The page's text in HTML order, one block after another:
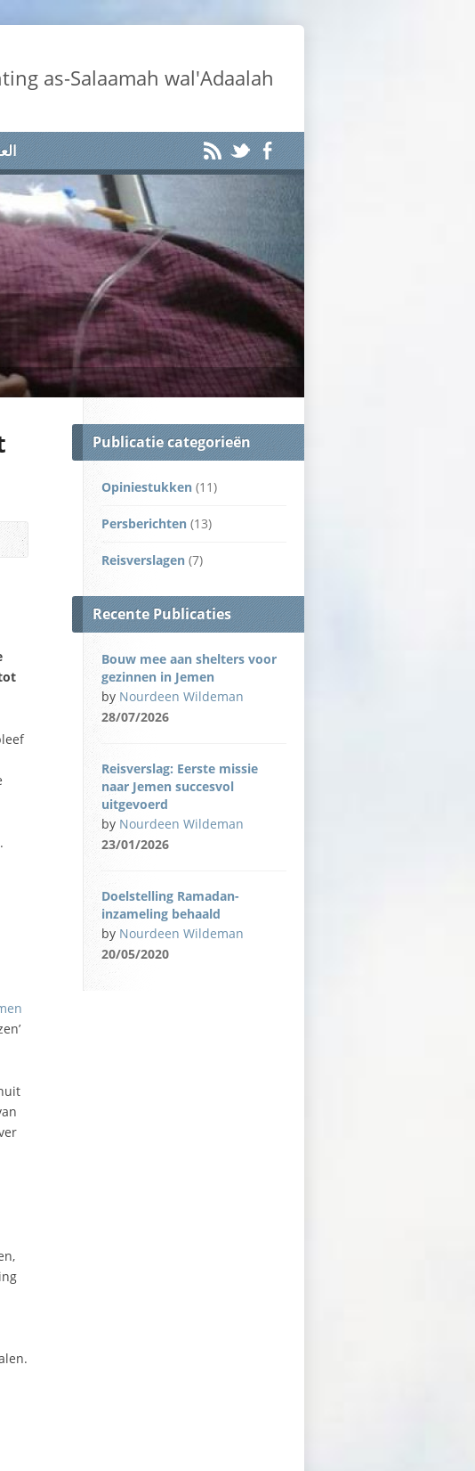
as-Salaamah wal'Adaalah
Publicatie categorieën
Opiniestukken (11)
Persberichten (13)
Reisverslagen (7)
Recente Publicaties
Bouw mee aan shelters voor
gezinnen in Jemen
by Nourdeen Wildeman
28/07/2026
Reisverslag: Eerste missie
naar Jemen succesvol
uitgevoerd
by Nourdeen Wildeman
23/01/2026
Doelstelling Ramadan-
inzameling behaald
by Nourdeen Wildeman
20/05/2020